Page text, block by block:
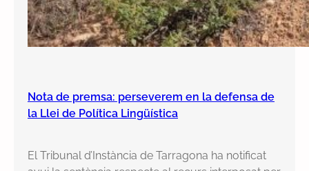
Nota de premsa: perseverem en la defensa de
la Llei de Política Lingüística
El Tribunal d’Instància de Tarragona ha notificat